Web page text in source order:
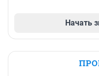
Начать